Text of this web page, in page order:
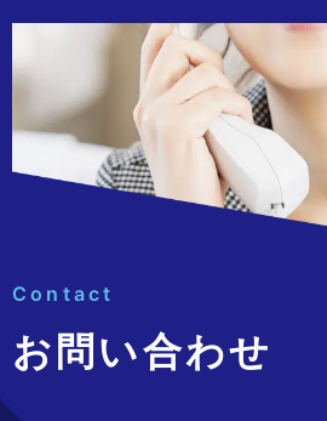
Contact
お問い合わせ